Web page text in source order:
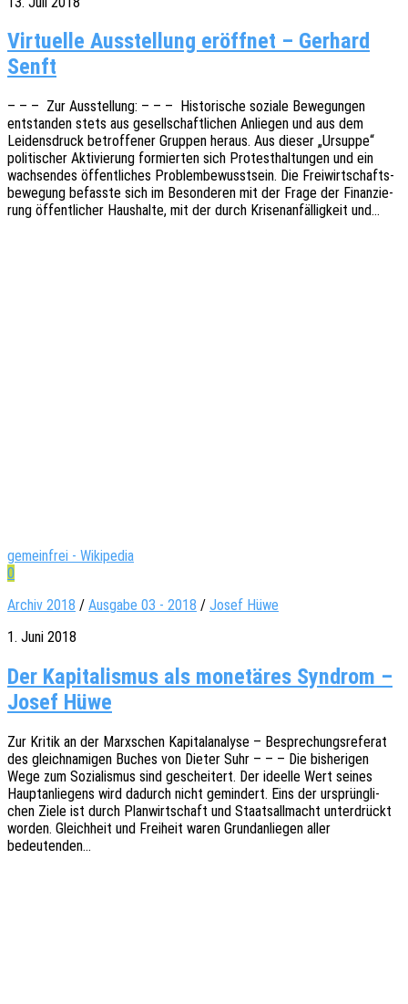
Virtuelle Ausstellung eröffnet – Gerhard
Senft
– – – Zur Ausstel­lung: – – – Histo­ri­sche sozia­le Bewe­gun­gen
entstan­den stets aus gesell­schaft­li­chen Anlie­gen und aus dem
Leidens­druck betrof­fe­ner Grup­pen heraus. Aus dieser „Ursup­pe“
poli­ti­scher Akti­vie­rung formier­ten sich Protest­hal­tun­gen und ein
wach­sen­des öffent­li­ches Problem­be­wusst­sein. Die Frei­wirt­schafts­
be­we­gung befass­te sich im Beson­de­ren mit der Frage der Finan­zie­
rung öffent­li­cher Haus­hal­te, mit der durch Krisen­an­fäl­lig­keit und…
gemeinfrei - Wikipedia
0
Archiv 2018 / Ausgabe 03 - 2018 / Josef Hüwe
1. Juni 2018
Der Kapitalismus als monetäres Syndrom –
Josef Hüwe
Zur Kritik an der Marx­schen Kapi­tal­ana­ly­se – Bespre­chungs­re­fe­rat
des gleich­na­mi­gen Buches von Dieter Suhr – – – Die bishe­ri­gen
Wege zum Sozia­lis­mus sind geschei­tert. Der ideel­le Wert seines
Haupt­an­lie­gens wird dadurch nicht gemin­dert. Eins der ursprüng­li­
chen Ziele ist durch Plan­wirt­schaft und Staats­all­macht unter­drückt
worden. Gleich­heit und Frei­heit waren Grund­an­lie­gen aller
bedeutenden…